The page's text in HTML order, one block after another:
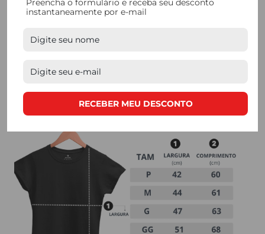
quem busca qualidade. Nossos processos de
instantaneamente por e-mail
RECEBER MEU DESCONTO